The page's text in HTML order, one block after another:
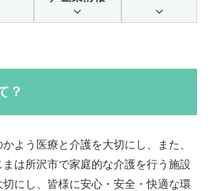
？
よう医療と介護を大切にし、また、
は所沢市で家庭的な介護を行う施設
にし、皆様に安心・安全・快適な環